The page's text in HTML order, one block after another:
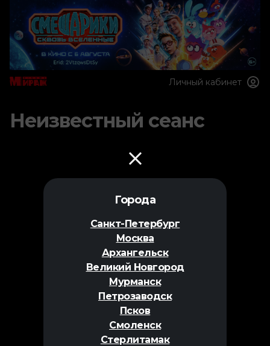
Города
Санкт-Петербург
Москва
Архангельск
Великий Новгород
Мурманск
Петрозаводск
Псков
Смоленск
Стерлитамак
Личный кабинет
Неизвестный сеанс